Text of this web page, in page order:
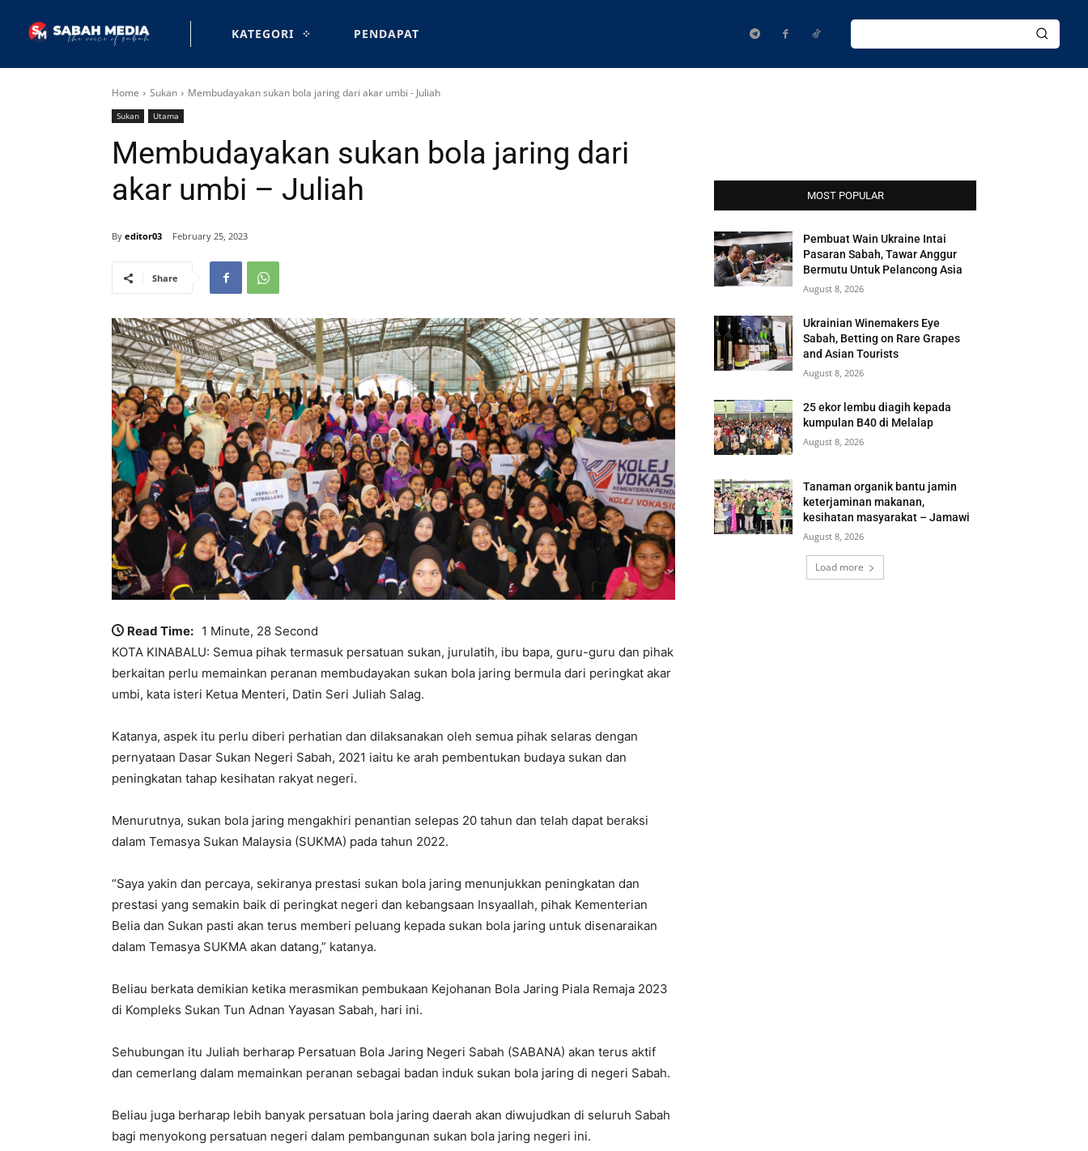
KATEGORI PENDAPAT
Home Sukan Membudayakan sukan bola jaring dari akar umbi - Juliah
Sukan Utama
Membudayakan sukan bola jaring dari
akar umbi – Juliah
By editor03 February 25, 2023
Share
Read Time: 1 Minute, 28 Second
KOTA KINABALU: Semua pihak termasuk persatuan sukan, jurulatih, ibu bapa, guru-guru dan pihak
berkaitan perlu memainkan peranan membudayakan sukan bola jaring bermula dari peringkat akar
umbi, kata isteri Ketua Menteri, Datin Seri Juliah Salag.
Katanya, aspek itu perlu diberi perhatian dan dilaksanakan oleh semua pihak selaras dengan
pernyataan Dasar Sukan Negeri Sabah, 2021 iaitu ke arah pembentukan budaya sukan dan
peningkatan tahap kesihatan rakyat negeri.
Menurutnya, sukan bola jaring mengakhiri penantian selepas 20 tahun dan telah dapat beraksi
dalam Temasya Sukan Malaysia (SUKMA) pada tahun 2022.
“Saya yakin dan percaya, sekiranya prestasi sukan bola jaring menunjukkan peningkatan dan
prestasi yang semakin baik di peringkat negeri dan kebangsaan Insyaallah, pihak Kementerian
Belia dan Sukan pasti akan terus memberi peluang kepada sukan bola jaring untuk disenaraikan
dalam Temasya SUKMA akan datang,” katanya.
Beliau berkata demikian ketika merasmikan pembukaan Kejohanan Bola Jaring Piala Remaja 2023
di Kompleks Sukan Tun Adnan Yayasan Sabah, hari ini.
Sehubungan itu Juliah berharap Persatuan Bola Jaring Negeri Sabah (SABANA) akan terus aktif
dan cemerlang dalam memainkan peranan sebagai badan induk sukan bola jaring di negeri Sabah.
Beliau juga berharap lebih banyak persatuan bola jaring daerah akan diwujudkan di seluruh Sabah
bagi menyokong persatuan negeri dalam pembangunan sukan bola jaring negeri ini.
MOST POPULAR
Pembuat Wain Ukraine Intai
Pasaran Sabah, Tawar Anggur
Bermutu Untuk Pelancong Asia
August 8, 2026
Ukrainian Winemakers Eye
Sabah, Betting on Rare Grapes
and Asian Tourists
August 8, 2026
25 ekor lembu diagih kepada
kumpulan B40 di Melalap
August 8, 2026
Tanaman organik bantu jamin
keterjaminan makanan,
kesihatan masyarakat – Jamawi
August 8, 2026
Load more